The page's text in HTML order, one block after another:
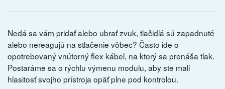
Nedá sa vám pridať alebo ubrať zvuk, tlačidlá sú zapadnuté
alebo nereagujú na stlačenie vôbec? Často ide o
opotrebovaný vnútorný flex kábel, na ktorý sa prenáša tlak.
Postaráme sa o rýchlu výmenu modulu, aby ste mali
hlasitosť svojho prístroja opäť plne pod kontrolou.